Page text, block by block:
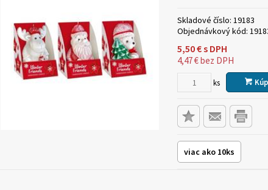
Skladové číslo: 19183
Objednávkový kód:
5,50€s DPH
4,47€bez DPH
ks
viac ako 10ks